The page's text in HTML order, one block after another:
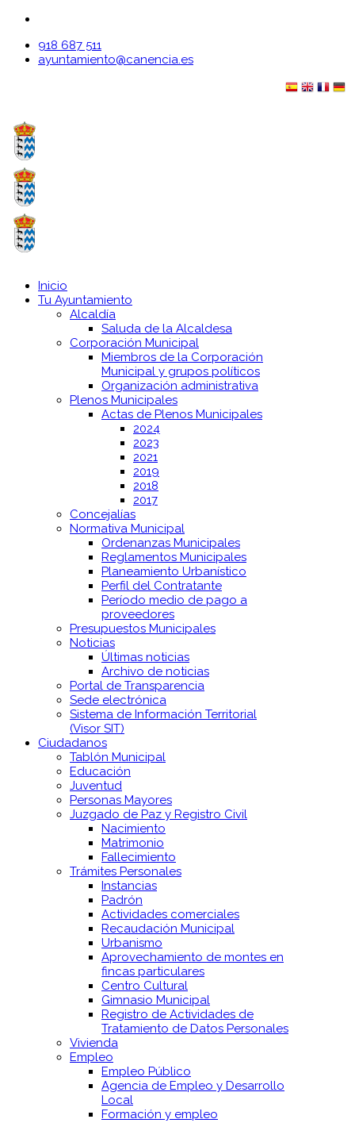
918 687 511
ayuntamiento@canencia.es
Inicio
Tu Ayuntamiento
Alcaldía
Saluda de la Alcaldesa
Corporación Municipal
Miembros de la Corporación
Municipal y grupos políticos
Organización administrativa
Plenos Municipales
Actas de Plenos Municipales
2024
2023
2021
2019
2018
2017
Concejalías
Normativa Municipal
Ordenanzas Municipales
Reglamentos Municipales
Planeamiento Urbanístico
Perfil del Contratante
Período medio de pago a
proveedores
Presupuestos Municipales
Noticias
Últimas noticias
Archivo de noticias
Portal de Transparencia
Sede electrónica
Sistema de Información Territorial
(Visor SIT)
Ciudadanos
Tablón Municipal
Educación
Juventud
Personas Mayores
Juzgado de Paz y Registro Civil
Nacimiento
Matrimonio
Fallecimiento
Trámites Personales
Instancias
Padrón
Actividades comerciales
Recaudación Municipal
Urbanismo
Aprovechamiento de montes en
fincas particulares
Centro Cultural
Gimnasio Municipal
Registro de Actividades de
Tratamiento de Datos Personales
Vivienda
Empleo
Empleo Público
Agencia de Empleo y Desarrollo
Local
Formación y empleo